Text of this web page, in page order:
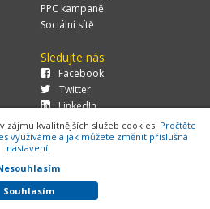
PPC kampaně
Sociální sítě
Sledujte nás
Facebook
Twitter
LinkedIn
Za Potokem 46/4, 106 00 Praha 10, tel.:
verze 1.29.0.143,
Cookies
zájmu kvalitnějších služeb cookies. Pročtěte
využíváme a jak můžete změnit příslušná
nastavení.
Souhlasím